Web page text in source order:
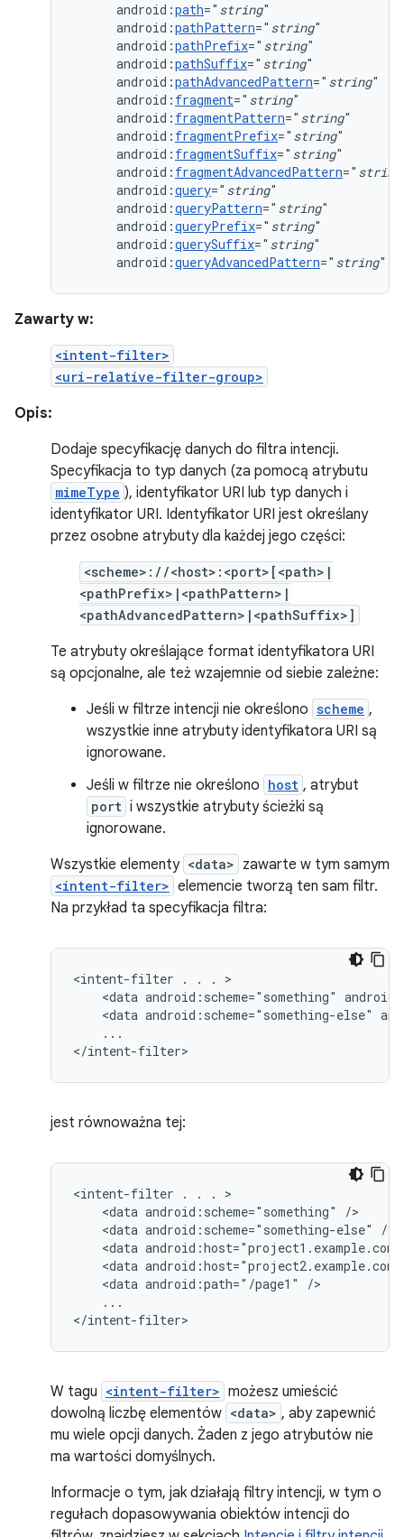
android:path=" string
android:pathPattern=" string
android:pathPrefix=" string
android:pathSuffix=" string
android:pathAdvancedPattern=" string
android: fragment=" string
android: fragmentPattern=" string
android: fragmentPrefix=" string
android: fragmentSuffix=" string
android: fragmentAdvancedPattern=" string
android:query=" string
android:queryPattern=" string
android:queryPrefix=" string
android:querySuffix=" string
android:queryAdvancedPattern=" string"
Zawarty w:
<intent-filter>
<uri-relative-filter-group>
Opis:
Dodaje specyfikację danych do filtra intencji.
Specyfikacja to typ danych (za pomocą atrybutu
mimeType ), identyfikator URI lub typ danych i
identyfikator URI. Identyfikator URI jest określany
przez osobne atrybuty dla każdej jego części:
<scheme>://<host>:<port>[<path>|
<pathPrefix>|<pathPattern>|
<pathAdvancedPattern>|<pathSuffix>]
Te atrybuty określające format identyfikatora URI
są opcjonalne, ale też wzajemnie od siebie zależne:
Jeśli w filtrze intencji nie określono scheme ,
wszystkie inne atrybuty identyfikatora URI są
ignorowane.
Jeśli w filtrze nie określono host , atrybut
port i wszystkie atrybuty ścieżki są
ignorowane.
Wszystkie elementy <data> zawarte w tym samym
<intent-filter> elemencie tworzą ten sam filtr.
Na przykład ta specyfikacja filtra:
<intent-filter . . .
<data android:scheme="something"
<data android:scheme="something-else"
...
</intent-filter>
jest równoważna tej:
<intent-filter . . .
<data android:scheme="something"
<data android:scheme="something-else"
<data android:host="project1.example.com"
<data android:host="project2.example.com"
<data android:path="/page1"
...
</intent-filter>
W tagu <intent-filter> możesz umieścić
dowolną liczbę elementów <data> , aby zapewnić
mu wiele opcji danych. Żaden z jego atrybutów nie
ma wartości domyślnych.
Informacje o tym, jak działają filtry intencji, w tym o
regułach dopasowywania obiektów intencji do